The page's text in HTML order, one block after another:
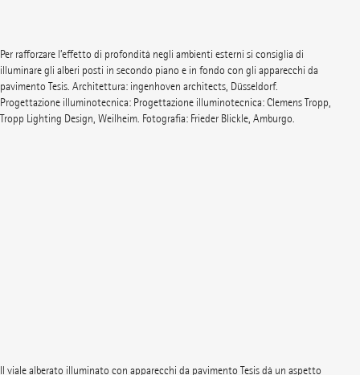
Per rafforzare l’effetto di profondità negli ambienti esterni si consiglia di
illuminare gli alberi posti in secondo piano e in fondo con gli apparecchi da
pavimento Tesis. Architettura: ingenhoven architects, Düsseldorf.
Progettazione illuminotecnica: Progettazione illuminotecnica: Clemens Tropp,
Tropp Lighting Design, Weilheim. Fotografia: Frieder Blickle, Amburgo.
Il viale alberato illuminato con apparecchi da pavimento Tesis dà un aspetto